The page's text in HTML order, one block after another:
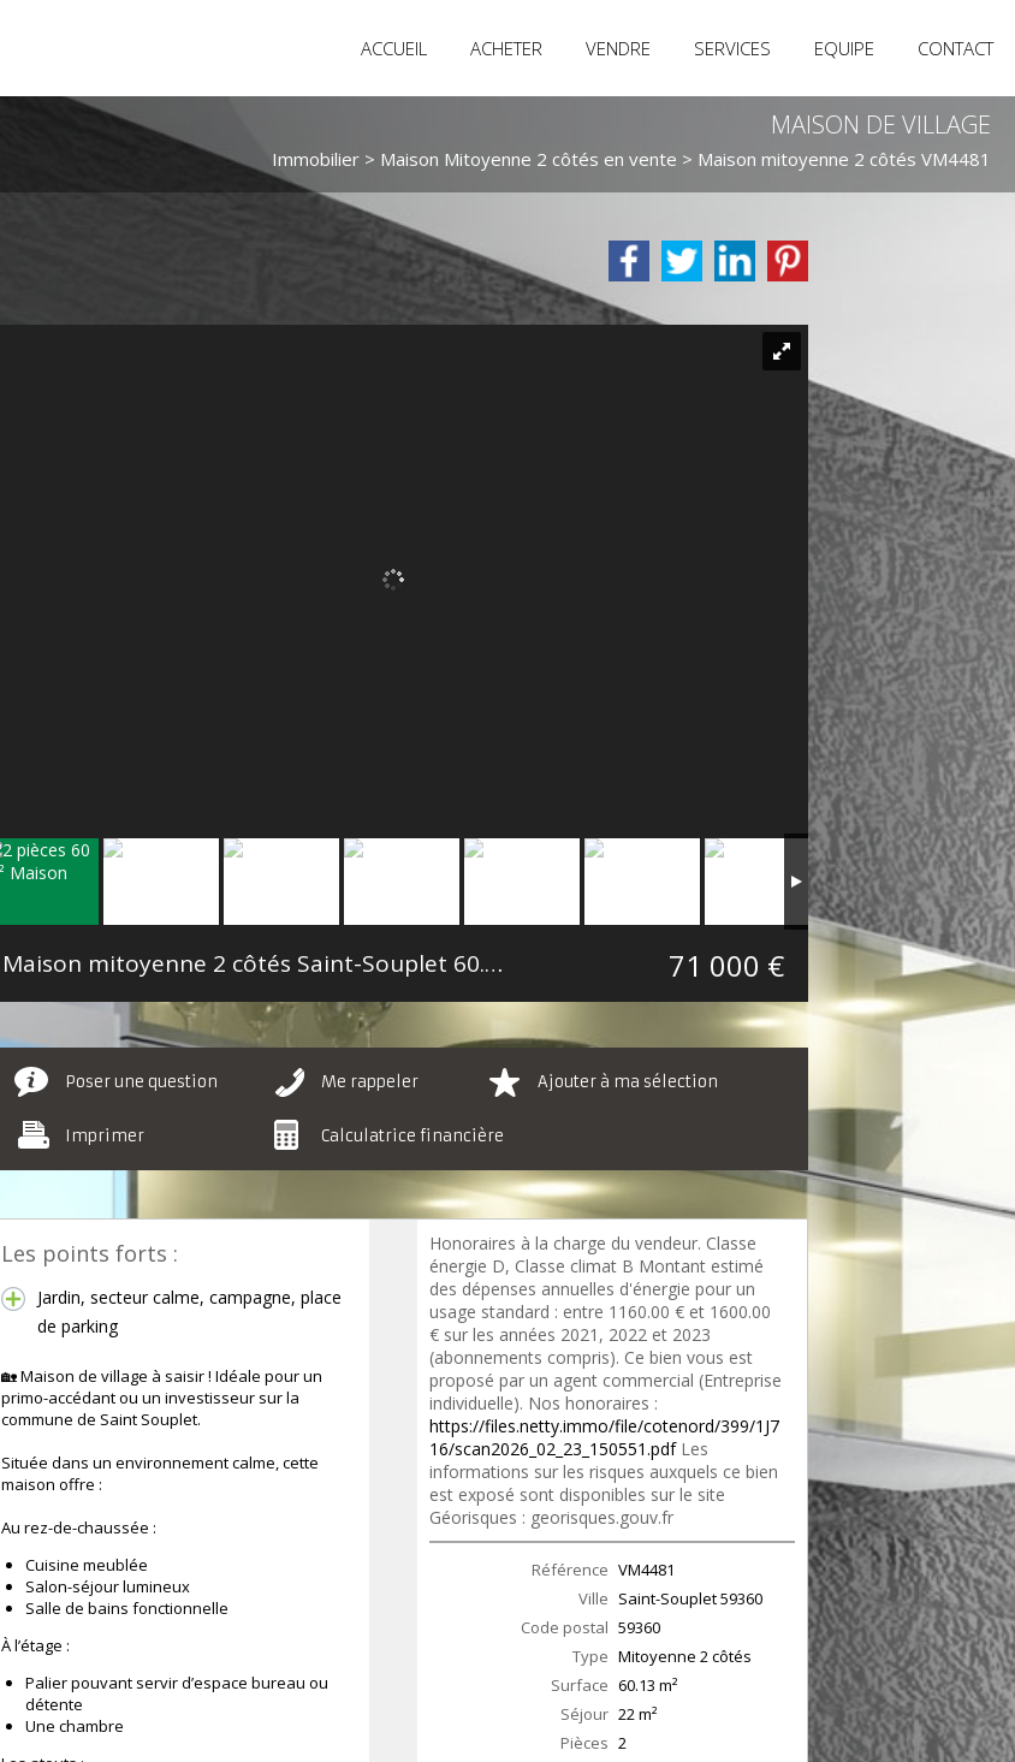
ACCUEIL ACHETER VENDRE SERVICES EQUIPE CONTACT
MAISON DE VILLAGE
Immobilier > Maison Mitoyenne 2 côtés en vente > Maison mitoyenne 2 côtés VM4481
Maison mitoyenne 2 côtés Saint-Souplet 60.13 m² 71 000 €
Poser une question Me rappeler Ajouter à ma sélection
Imprimer Calculatrice financière
Les points forts :
Jardin, secteur calme, campagne, place
de parking
🏡 Maison de village à saisir ! Idéale pour un
primo-accédant ou un investisseur sur la
commune de Saint Souplet.
Située dans un environnement calme, cette
maison offre :
Au rez-de-chaussée :
Cuisine meublée
Salon-séjour lumineux
Salle de bains fonctionnelle
À l’étage :
Palier pouvant servir d’espace bureau ou
détente
Une chambre
Honoraires à la charge du vendeur. Classe
énergie D, Classe climat B Montant estimé
des dépenses annuelles d'énergie pour un
usage standard : entre 1160.00 € et 1600.00
€ sur les années 2021, 2022 et 2023
(abonnements compris). Ce bien vous est
proposé par un agent commercial (Entreprise
individuelle). Nos honoraires :
https://files.netty.immo/file/cotenord/399/1J7
16/scan2026_02_23_150551.pdfLes
informations sur les risques auxquels ce bien
est exposé sont disponibles sur le site
Géorisques : georisques.gouv.fr
Référence VM4481
Ville Saint-Souplet59360
Code postal 59360
Type Mitoyenne 2 côtés
Surface 60.13 m²
Séjour 22m²
Pièces 2